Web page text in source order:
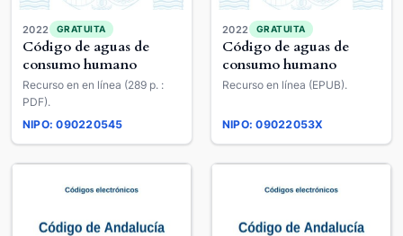
2022 GRATUITA
Código de aguas de
consumo humano
Recurso en en línea (289 p. :
PDF).
NIPO: 090220545
2022 GRATUITA
Código de aguas de
consumo humano
Recurso en línea (EPUB).
NIPO: 09022053X